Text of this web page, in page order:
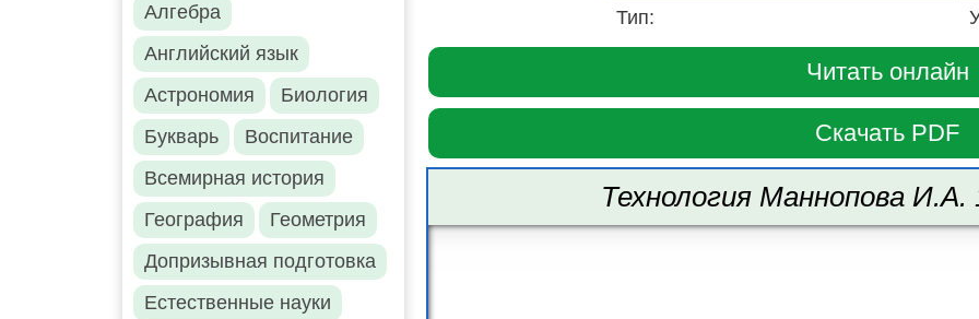
Алгебра
Английский язык
Астрономия
Биология
Букварь
Воспитание
Всемирная история
География
Геометрия
Допризывная подготовка
Естественные науки
Тип:
Читать онлайн
Скачать PDF
Технология Маннопова И.А.